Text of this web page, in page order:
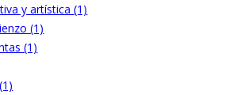
y artística (1)
(1)
(1)